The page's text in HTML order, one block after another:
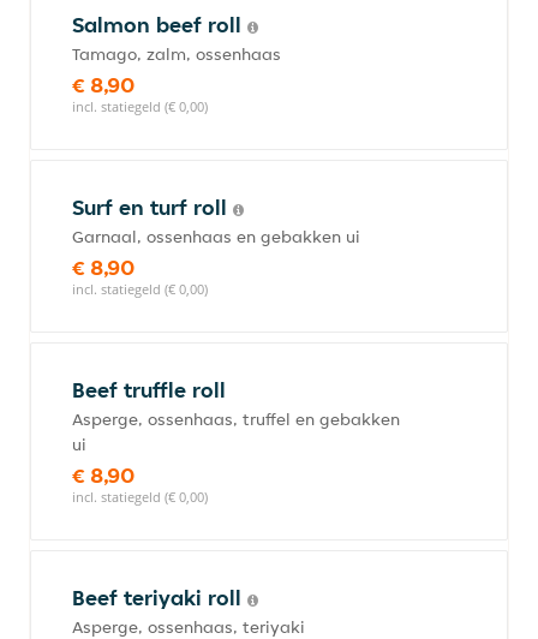
Salmon beef roll
Tamago, zalm, ossenhaas
€ 8,90
incl. statiegeld (€ 0,00)
Surf en turf roll
Garnaal, ossenhaas en gebakken ui
€ 8,90
incl. statiegeld (€ 0,00)
Beef truffle roll
Asperge, ossenhaas, truffel en gebakken
ui
€ 8,90
incl. statiegeld (€ 0,00)
Beef teriyaki roll
Asperge, ossenhaas, teriyaki